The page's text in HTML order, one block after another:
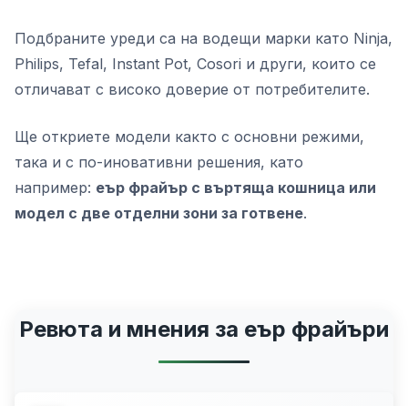
Подбраните уреди са на водещи марки като Ninja,
Philips, Tefal, Instant Pot, Cosori и други, които се
отличават с високо доверие от потребителите.
Ще откриете модели както с основни режими,
така и с по-иновативни решения, като
например: еър фрайър с въртяща кошница или
модел с две отделни зони за готвене.
Ревюта и мнения за еър фрайъри